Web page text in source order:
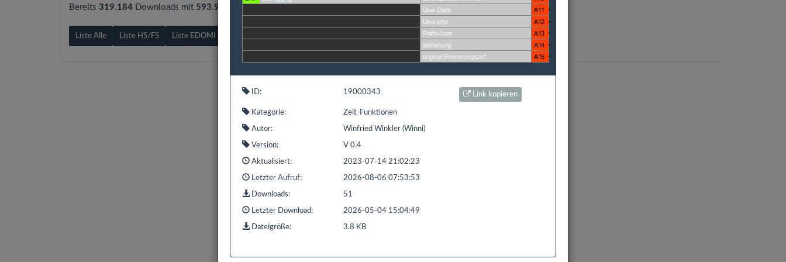
Bereits 319.184 Downloads mit 593.9 GB gezählt seit: 16.02.2016 | Letzter Download: 08.08.2026 04:22:17
Liste Alle Liste HS/FS Liste EDOMI
ID: 19000343 Link kopieren
Kategorie: Zeit-Funktionen
Autor: Winfried Winkler (Winni)
Version: V 0.4
Aktualisiert: 2023-07-14 21:02:23
Letzter Aufruf: 2026-08-06 07:53:53
Downloads: 51
Letzter Download: 2026-05-04 15:04:49
Dateigröße: 3.8 KB